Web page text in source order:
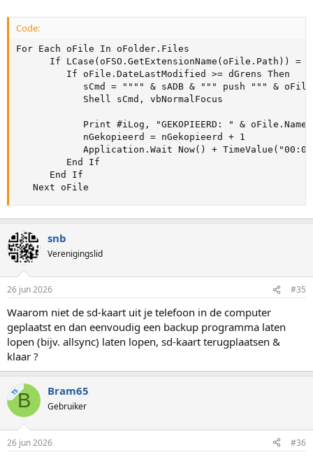
:
Code:
For Each
If LCase(oFSO.GetExtensionName(oFile.Path)) =
         If oFile.DateLastModified >= dGrens Then
sCmd = """" & sADB & """ push """ &
            Shell sCmd, vbNormalFocus
Print #iLog, "GEKOPIEERD: " & oFile.Name
            nGekopieerd = nGekopieerd + 1
Application.Wait Now() +
         End If
      End If
   Next oFile
snb
Verenigingslid
26 jun 2026 #35
Waarom niet de sd-kaart uit je telefoon in de computer
geplaatst en dan eenvoudig een backup programma laten
lopen (bijv. allsync) laten lopen, sd-kaart terugplaatsen &
klaar ?
TSB Bram65
Gebruiker
26 jun 2026 #36